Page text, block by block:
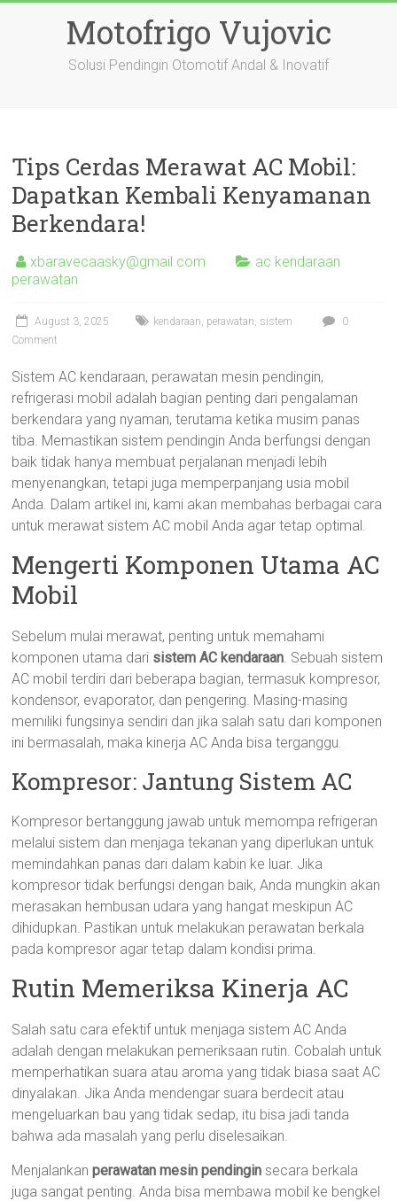
Motofrigo Vujovic
Solusi Pendingin Otomotif Andal & Inovatif
Tips Cerdas Merawat AC Mobil:
Dapatkan Kembali Kenyamanan
Berkendara!
xbaravecaasky@gmail.com
ac kendaraan
perawatan
August 3, 2025 kendaraan, perawatan, sistem
0
Comment
Sistem AC kendaraan, perawatan mesin pendingin,
refrigerasi mobil adalah bagian penting dari pengalaman
berkendara yang nyaman, terutama ketika musim panas
tiba. Memastikan sistem pendingin Anda berfungsi dengan
baik tidak hanya membuat perjalanan menjadi lebih
menyenangkan, tetapi juga memperpanjang usia mobil
Anda. Dalam artikel ini, kami akan membahas berbagai cara
untuk merawat sistem AC mobil Anda agar tetap optimal.
Mengerti Komponen Utama AC
Mobil
Sebelum mulai merawat, penting untuk memahami
komponen utama dari sistem AC kendaraan. Sebuah sistem
AC mobil terdiri dari beberapa bagian, termasuk kompresor,
kondensor, evaporator, dan pengering. Masing-masing
memiliki fungsinya sendiri dan jika salah satu dari komponen
ini bermasalah, maka kinerja AC Anda bisa terganggu.
Kompresor: Jantung Sistem AC
Kompresor bertanggung jawab untuk memompa refrigeran
melalui sistem dan menjaga tekanan yang diperlukan untuk
memindahkan panas dari dalam kabin ke luar. Jika
kompresor tidak berfungsi dengan baik, Anda mungkin akan
merasakan hembusan udara yang hangat meskipun AC
dihidupkan. Pastikan untuk melakukan perawatan berkala
pada kompresor agar tetap dalam kondisi prima.
Rutin Memeriksa Kinerja AC
Salah satu cara efektif untuk menjaga sistem AC Anda
adalah dengan melakukan pemeriksaan rutin. Cobalah untuk
memperhatikan suara atau aroma yang tidak biasa saat AC
dinyalakan. Jika Anda mendengar suara berdecit atau
mengeluarkan bau yang tidak sedap, itu bisa jadi tanda
bahwa ada masalah yang perlu diselesaikan.
Menjalankanperawatan mesin pendingin secara berkala
juga sangat penting. Anda bisa membawa mobil ke bengkel